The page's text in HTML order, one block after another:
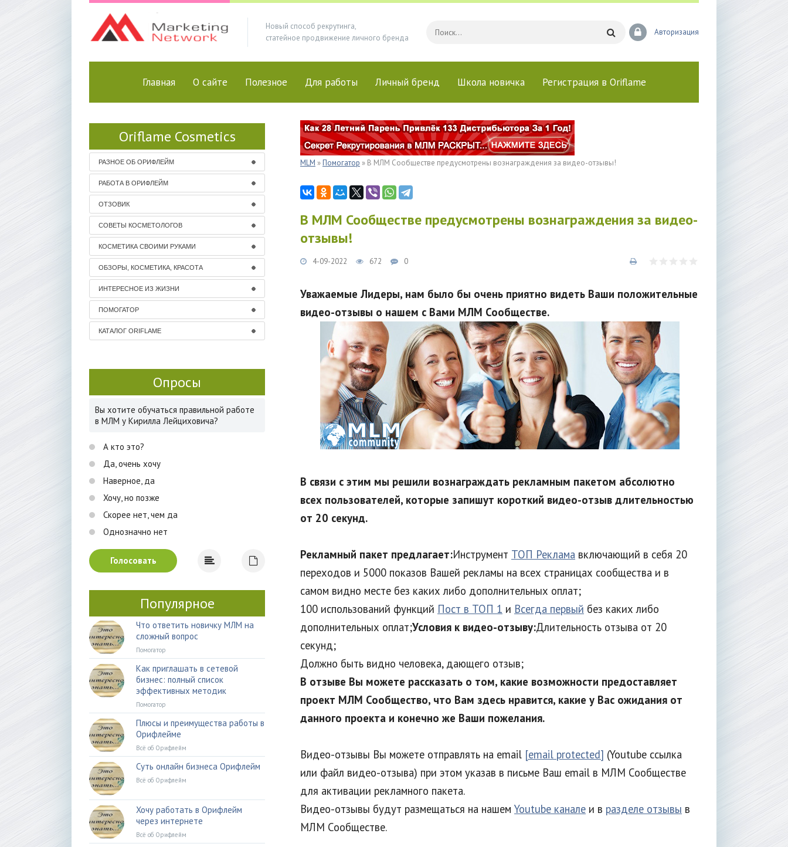
Новый способ рекрутинга,
статейное продвижение личного бренда
Авторизация
Главная О сайте Полезное Для работы Личный бренд Школа новичка Регистрация в Oriflame
Oriflame Cosmetics
РАЗНОЕ ОБ ОРИФЛЕЙМ
РАБОТА В ОРИФЛЕЙМ
ОТЗОВИК
СОВЕТЫ КОСМЕТОЛОГОВ
КОСМЕТИКА СВОИМИ РУКАМИ
ОБЗОРЫ, КОСМЕТИКА, КРАСОТА
ИНТЕРЕСНОЕ ИЗ ЖИЗНИ
ПОМОГАТОР
КАТАЛОГ ORIFLAME
Опросы
Вы хотите обучаться правильной работе
в МЛМ у Кирилла Лейциховича?
А кто это?
Да, очень хочу
Наверное, да
Хочу, но позже
Скорее нет, чем да
Однозначно нет
Голосовать
Популярное
Что ответить новичку МЛМ на
сложный вопрос
Помогатор
Как приглашать в сетевой
бизнес: полный список
эффективных методик
Помогатор
Плюсы и преимущества работы в
Орифлейме
Всё об Орифлейм
Суть онлайн бизнеса Орифлейм
Всё об Орифлейм
Хочу работать в Орифлейм
через интернете
Всё об Орифлейм
MLM »Помогатор » В МЛМ Сообществе предусмотрены вознаграждения за видео-отзывы!
В МЛМ Сообществе предусмотрены вознаграждения за видео-
отзывы!
4-09-2022 672 0
Уважаемые Лидеры, нам было бы очень приятно видеть Ваши положительные
видео-отзывы о нашем с Вами МЛМ Сообществе.
В связи с этим мы решили вознаграждать рекламным пакетом абсолютно
всех пользователей, которые запишут короткий видео-отзыв длительностью
от 20 секунд.
Рекламный пакет предлагает:Инструмент ТОП Реклама включающий в себя 20
переходов и 5000 показов Вашей рекламы на всех страницах сообщества и в
самом видно месте без каких либо дополнительных оплат;
100 использований функций Пост в ТОП 1 и Всегда первый без каких либо
дополнительных оплат;Условия к видео-отзыву:Длительность отзыва от 20
секунд;
Должно быть видно человека, дающего отзыв;
В отзыве Вы можете рассказать о том, какие возможности предоставляет
проект МЛМ Сообщество, что Вам здесь нравится, какие у Вас ожидания от
данного проекта и конечно же Ваши пожелания.
Видео-отзывы Вы можете отправлять на email [email protected] (Youtube ссылка
или файл видео-отзыва) при этом указав в письме Ваш email в МЛМ Сообществе
для активации рекламного пакета.
Видео-отзывы будут размещаться на нашем Youtube канале и в разделе отзывы в
МЛМ Сообществе.